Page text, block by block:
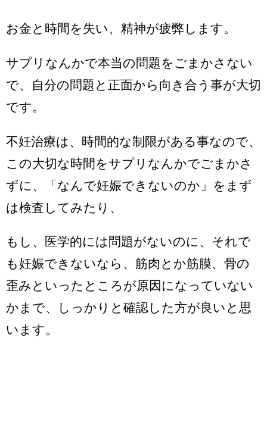
お金と時間を失い、精神が疲弊します。
サプリなんかで本当の問題をごまかさない
で、自分の問題と正面から向き合う事が大切
です。
不妊治療は、時間的な制限がある事なので、
この大切な時間をサプリなんかでごまかさ
ずに、「なんで妊娠できないのか」をまず
は検査してみたり、
もし、医学的には問題がないのに、それで
も妊娠できないなら、筋肉とか筋膜、骨の
歪みといったところが原因になっていない
かまで、しっかりと確認した方が良いと思
います。